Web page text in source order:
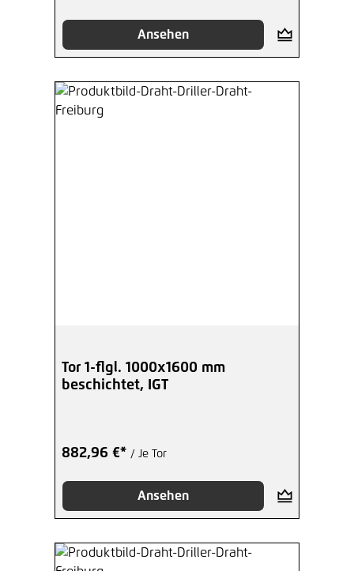
Ansehen
Tor 1-flgl. 1000x1600 mm
beschichtet, IGT
882,96 €* / Je Tor
Ansehen